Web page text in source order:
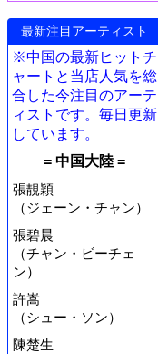
最新注目アーティスト
※中国の最新ヒットチ
ャートと当店人気を総
合した今注目のアーテ
ィストです。毎日更新
しています。
= 中国大陸 =
張靚穎
（ジェーン・チャン）
張碧晨
（チャン・ビーチェ
ン）
許嵩
（シュー・ソン）
陳楚生